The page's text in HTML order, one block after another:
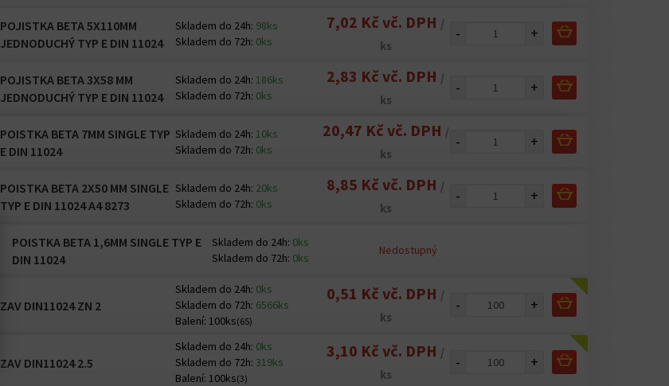
POJISTKA BETA 5X110MM
JEDNODUCHÝ TYP E DIN 11024
Skladem do 24h: 98ks
Skladem do 72h: 0ks
7,02 Kč vč. DPH /
ks
- +
POJISTKA BETA 3X58 MM
JEDNODUCHÝ TYP E DIN 11024
Skladem do 24h: 186ks
Skladem do 72h: 0ks
2,83 Kč vč. DPH /
ks
- +
POISTKA BETA 7MM SINGLE TYP
E DIN 11024
Skladem do 24h: 10ks
Skladem do 72h: 0ks
20,47 Kč vč. DPH /
ks
- +
POISTKA BETA 2X50 MM SINGLE
TYP E DIN 11024 A4 8273
Skladem do 24h: 20ks
Skladem do 72h: 0ks
8,85 Kč vč. DPH /
ks
- +
POISTKA BETA 1,6MM SINGLE TYP E
DIN 11024
Skladem do 24h: 0ks
Skladem do 72h: 0ks
Nedostupný
ZAV DIN11024 ZN 2
Skladem do 24h: 0ks
Skladem do 72h: 6566ks
Balení: 100ks(65)
0,51 Kč vč. DPH /
ks
- +
ZAV DIN11024 2.5
Skladem do 24h: 0ks
Skladem do 72h: 319ks
Balení: 100ks(3)
3,10 Kč vč. DPH /
ks
- +